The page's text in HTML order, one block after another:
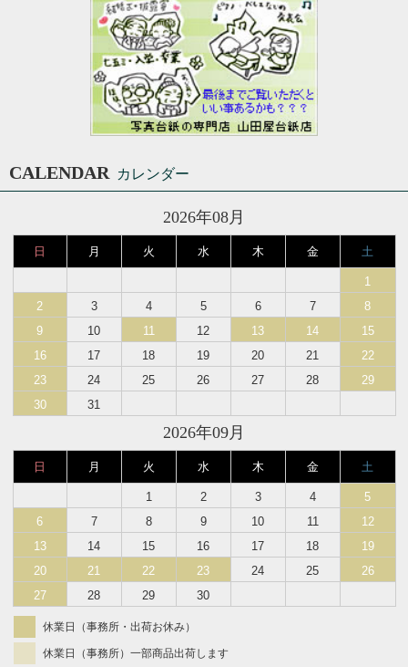
CALENDAR カレンダー
2026年08月
日 月 火 水 木 金 土
1
2
3 4 5 6 7
8
9
10 11 12 13 14
15
16
17 18 19 20 21
22
23
24 25 26 27 28
29
30
31
2026年09月
日 月 火 水 木 金 土
1 2 3 4
5
6
7 8 9 10 11
12
13
14 15 16 17 18
19
20
21 22 23 24 25
26
27
28 29 30
休業日（事務所・出荷お休み）
休業日（事務所）一部商品出荷します